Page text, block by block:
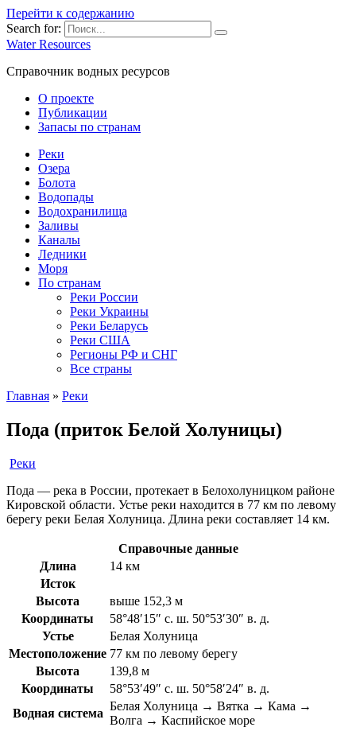
Перейти к содержанию
Search for:
Water Resources
Справочник водных ресурсов
О проекте
Публикации
Запасы по странам
Реки
Озера
Болота
Водопады
Водохранилища
Заливы
Каналы
Ледники
Моря
По странам
Реки России
Реки Украины
Реки Беларусь
Реки США
Регионы РФ и СНГ
Все страны
Главная » Реки
Пода (приток Белой Холуницы)
Реки
Пода — река в России, протекает в Белохолуницком районе
Кировской области. Устье реки находится в 77 км по левому
берегу реки Белая Холуница. Длина реки составляет 14 км.
Справочные данные
Длина
14 км
Исток
Высота
выше 152,3 м
Координаты
58°48′15″ с. ш. 50°53′30″ в. д.
Устье
Белая Холуница
Местоположение 77 км по левому берегу
Высота
139,8 м
Координаты
58°53′49″ с. ш. 50°58′24″ в. д.
Водная система
Белая Холуница → Вятка → Кама →
Волга → Каспийское море